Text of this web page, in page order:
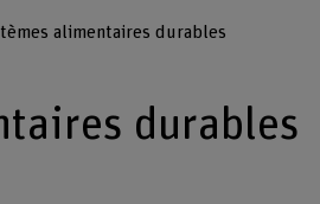
alimentaires durables
durables